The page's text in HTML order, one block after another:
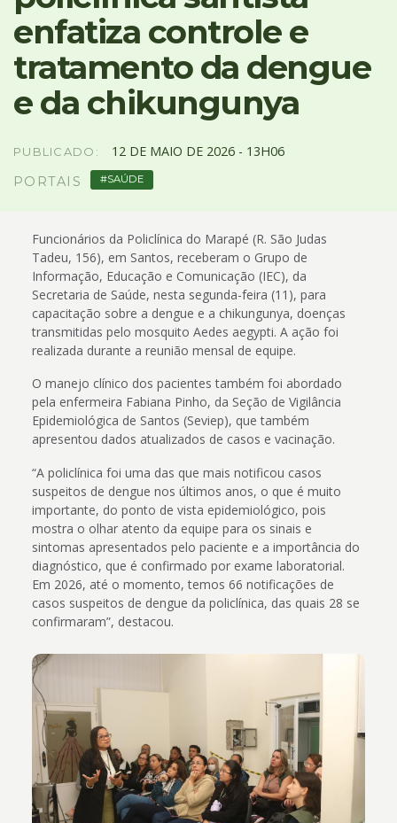
Acessibilidade
enfatiza controle e
tratamento da dengue
e da chikungunya
PUBLICADO: 12 DE MAIO DE 2026 - 13H06
PORTAIS SAÚDE
Funcionários da Policlínica do Marapé (R. São Judas
Tadeu, 156), em Santos, receberam o Grupo de
Informação, Educação e Comunicação (IEC), da
Secretaria de Saúde, nesta segunda-feira (11), para
capacitação sobre a dengue e a chikungunya, doenças
transmitidas pelo mosquito Aedes aegypti. A ação foi
realizada durante a reunião mensal de equipe.
O manejo clínico dos pacientes também foi abordado
pela enfermeira Fabiana Pinho, da Seção de Vigilância
Epidemiológica de Santos (Seviep), que também
apresentou dados atualizados de casos e vacinação.
“A policlínica foi uma das que mais notificou casos
suspeitos de dengue nos últimos anos, o que é muito
importante, do ponto de vista epidemiológico, pois
mostra o olhar atento da equipe para os sinais e
sintomas apresentados pelo paciente e a importância do
diagnóstico, que é confirmado por exame laboratorial.
Em 2026, até o momento, temos 66 notificações de
casos suspeitos de dengue da policlínica, das quais 28 se
confirmaram”, destacou.